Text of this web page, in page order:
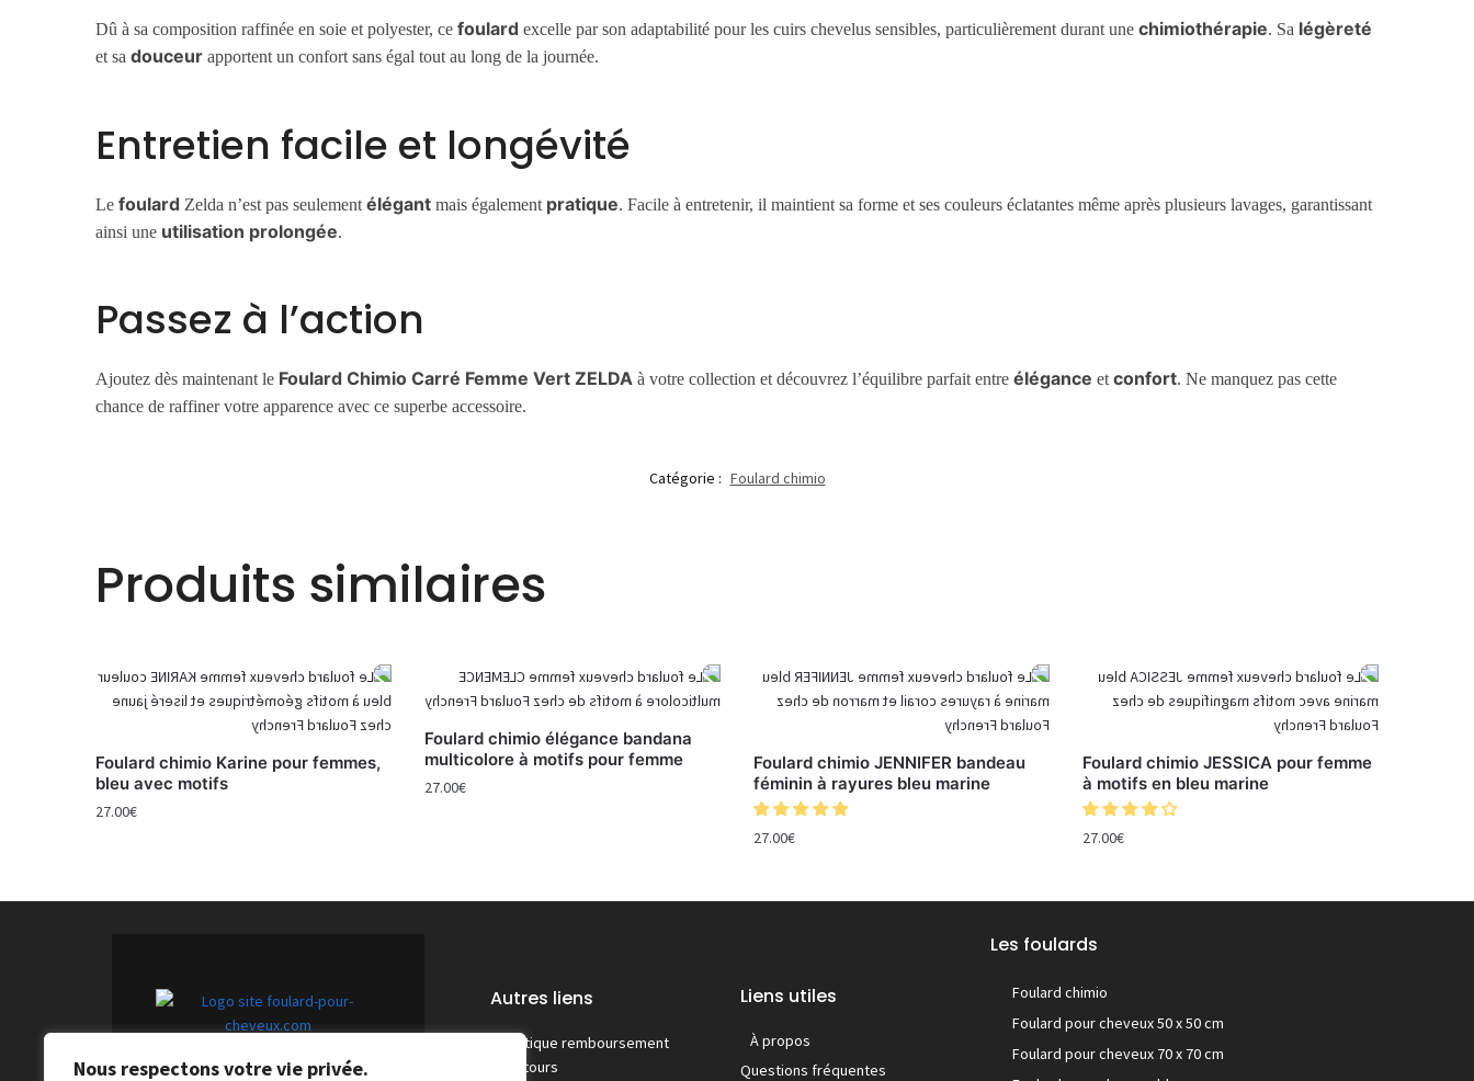
Nous respectons votre vie privée.
Dû à sa composition raffinée en soie et polyester, cefoulard excelle par son adaptabilité pour les cuirs chevelus sensibles, particulièrement durant unechimiothérapie. Sa légèreté
et sadouceur apportent un confort sans égal tout au long de la journée.
Entretien facile et longévité
Lefoulard Zelda n’est pas seulementélégant mais également pratique. Facile à entretenir, il maintient sa forme et ses couleurs éclatantes même après plusieurs lavages, garantissant
ainsi une utilisation prolongée.
Passez à l’action
Ajoutez dès maintenant le Foulard Chimio Carré Femme Vert ZELDA à votre collection et découvrez l’équilibre parfait entreélégance etconfort. Ne manquez pas cette
chance de raffiner votre apparence avec ce superbe accessoire.
Catégorie : Foulard chimio
Produits similaires
Foulard chimio Karine pour femmes,
bleu avec motifs
27.00€
Foulard chimio élégance bandana
multicolore à motifs pour femme
27.00€
Foulard chimio JENNIFER bandeau
féminin à rayures bleu marine
27.00€
Foulard chimio JESSICA pour femme
à motifs en bleu marine
27.00€
Autres liens
Politique remboursement
/ retours
Liens utiles
À propos
Questions fréquentes
Les foulards
Foulard chimio
Foulard pour cheveux 50 x 50 cm
Foulard pour cheveux 70 x 70 cm